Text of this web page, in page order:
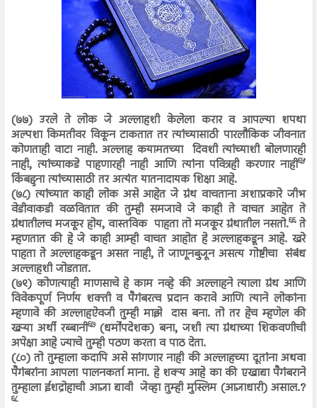
(७७) उरले ते लोक जे अल्लाहशी केलेला करार व आपल्या शपथा
अल्पशा किमतीवर विकून टाकतात तर त्यांच्यासाठी पारलौकिक जीवनात
कोणताही वाटा नाही. अल्लाह कयामतच्या दिवशी त्यांच्याशी बोलणारही
नाही, त्यांच्याकडे पाहणारही नाही आणि त्यांना पवित्रही करणार नाही६५
किंबहुना त्यांच्यासाठी तर अत्यंत यातनादायक शिक्षा आहे.
(७८) त्यांच्यात काही लोक असे आहेत जे ग्रंथ वाचताना अशाप्रकारे जीभ
वेडीवाकडी वळवितात की तुम्ही समजावे जे काही ते वाचत आहेत ते
ग्रंथातीलच मजकूर होय, वास्तविक पाहता तो मजकूर ग्रंथातील नसतो.६६ते
म्हणतात की हे जे काही आम्ही वाचत आहोत हे अल्लाहकडून आहे. खरे
पाहता ते अल्लाहकडून असत नाही, ते जाणूनबुजून असत्य गोष्टीचा संबंध
अल्लाहशी जोडतात.
(७९) कोणत्याही माणसाचे हे काम नव्हे की अल्लाहने त्याला ग्रंथ आणि
विवेकपूर्ण निर्णय शक्ती व पैगंबरत्व प्रदान करावे आणि त्याने लोकांना
म्हणावे की अल्लाहऐवजी तुम्ही माझे दास बना. तो तर हेच म्हणेल की
खऱ्या अर्थी रब्बानी६७(धर्मोपदेशक) बना, जशी त्या ग्रंथाच्या शिकवणीची
अपेक्षा आहे ज्याचे तुम्ही पठण करता व पाठ देता.
(८०) तो तुम्हाला कदापि असे सांगणार नाही की अल्लाहच्या दूतांना अथवा
पैगंबरांना आपला पालनकर्ता माना. हे शक्य आहे का की एखाद्या पैगंबराने
तुम्हाला ईशद्रोहाची आज्ञा द्यावी जेव्हा तुम्ही मुस्लिम (आज्ञाधारी) असाल.?
६८